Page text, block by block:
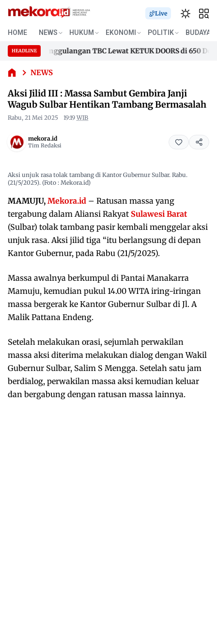
Live
HOME NEWS HUKUM EKONOMI POLITIK BUDAYA
HEADLINE
Penanggulangan TBC Lewat KETUK DOORS di 650 Desa
Penanggulangan TBC Lewat KETUK DOORS di 650 Desa
NEWS
III : Massa
Sambut
Gembira
Wagub
Sulbar
Hentikan
Tambang
Bermasalah
Aksi Jilid III : Massa Sambut Gembira Janji
Wagub Sulbar Hentikan Tambang Bermasalah
Rabu, 21 Mei 2025 19:19 WIB
mekora.id
Tim Redaksi
Aksi unjuk rasa tolak tambang di Kantor Gubernur Sulbar. Rabu.
(21/5/2025). (Foto : Mekora.id)
MAMUJU, Mekora.id – Ratusan massa yang
tergabung dalam Aliansi Rakyat Sulawesi Barat
(Sulbar) tolak tambang pasir kembali menggelar aksi
unjuk rasa. Aksi jilid tiga “itu berlangsung di depan
Kantor Gubernur, pada Rabu (21/5/2025).
Massa awalnya berkumpul di Pantai Manakarra
Mamuju, kemudian pukul 14.00 WITA iring-iringan
massa bergerak ke Kantor Gubernur Sulbar di Jl. A
Malik Pattana Endeng.
Setelah melakukan orasi, sejumlah perwakilan
massa aksi diterima melakukan dialog dengan Wakil
Gubernur Sulbar, Salim S Mengga. Setelah satu jam
berdialog, perwakilan massa aksi kemudian keluar
dan bergabung dengan ratusan massa lainnya.